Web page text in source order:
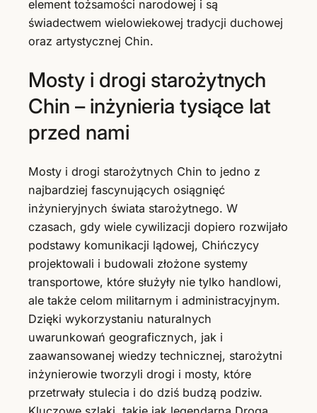
element tożsamości narodowej i są
świadectwem wielowiekowej tradycji duchowej
oraz artystycznej Chin.
Mosty i drogi starożytnych
Chin – inżynieria tysiące lat
przed nami
Mosty i drogi starożytnych Chin to jedno z
najbardziej fascynujących osiągnięć
inżynieryjnych świata starożytnego. W
czasach, gdy wiele cywilizacji dopiero rozwijało
podstawy komunikacji lądowej, Chińczycy
projektowali i budowali złożone systemy
transportowe, które służyły nie tylko handlowi,
ale także celom militarnym i administracyjnym.
Dzięki wykorzystaniu naturalnych
uwarunkowań geograficznych, jak i
zaawansowanej wiedzy technicznej, starożytni
inżynierowie tworzyli drogi i mosty, które
przetrwały stulecia i do dziś budzą podziw.